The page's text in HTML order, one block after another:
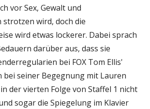
vor Sex, Gewalt und
wird, doch die
wird etwas lockerer. Dabei sprach
darüber aus, dass sie
bei FOX Tom Ellis'
bei seiner Begegnung mit Lauren
der vierten Folge von Staffel 1 nicht
sogar die Spiegelung im Klavier